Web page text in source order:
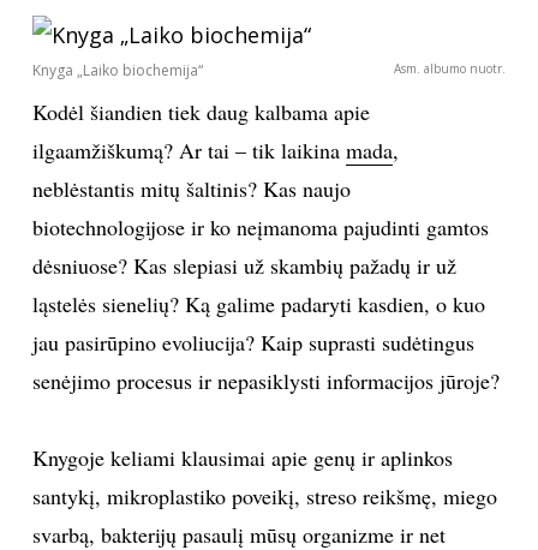
INTERJERAS
NAMAI
VIRTUVĖ
RECEPTAI
VAIKAI
NELAIMĖS
KONTAKTAI
PRIVATUMO POLITIKA
Knyga „Laiko biochemija“ Asm. albumo nuotr.
Kodėl šiandien tiek daug kalbama apie
ilgaamžiškumą? Ar tai – tik laikina mada,
neblėstantis mitų šaltinis? Kas naujo
biotechnologijose ir ko neįmanoma pajudinti gamtos
dėsniuose? Kas slepiasi už skambių pažadų ir už
ląstelės sienelių? Ką galime padaryti kasdien, o kuo
jau pasirūpino evoliucija?Kaip suprasti sudėtingus
senėjimo procesus ir nepasiklysti informacijos jūroje?
Knygoje keliami klausimai apie genų ir aplinkos
santykį, mikroplastiko poveikį, streso reikšmę, miego
svarbą, bakterijų pasaulį mūsų organizme ir net